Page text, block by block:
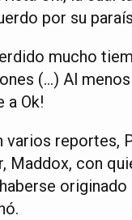
por su
mucho
(…) Al
a Ok!
varios reportes,
Maddox, con